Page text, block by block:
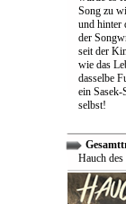
Song zu
und hinter
der
seit der
wie das
dasselbe
ein Sasek-
selbst!
Hauch